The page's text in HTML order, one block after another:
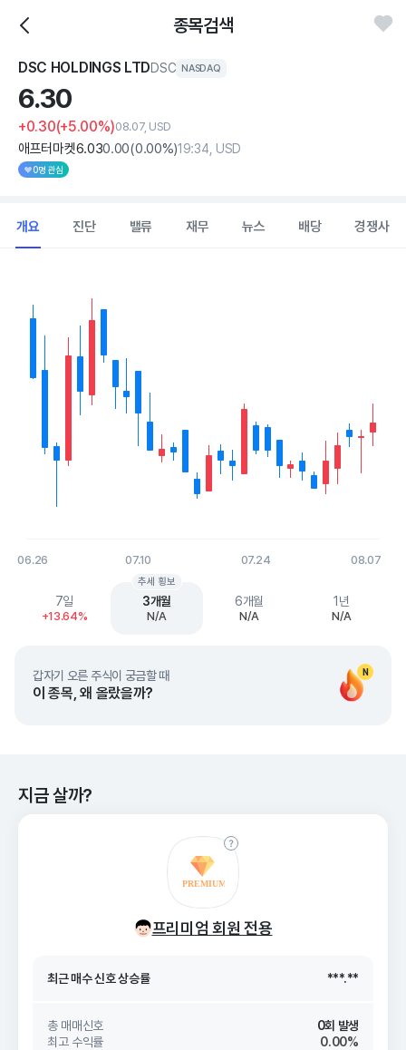
종목검색
DSC HOLDINGS LTDDSC NASDAQ
6.30
+0.30(+5.00%)08.07, USD
애프터마켓6.030.00(0.00%)19:34, USD
0명 관심
개요 진단 밸류 재무 뉴스 배당 경쟁사
View as data table, Chart
The chart has 1 X axis displaying Time. Data ranges from
The chart has 1 Y axis displaying values. Data ranges from 4.52
06.26 07.10 07.24 08.07
End of interactive chart.
7일
+13.64%
3개월
N/A
추세 횡보
6개월
N/A
1년
N/A
N
갑자기 오른 주식이 궁금할 때
이 종목, 왜 올랐을까?
지금 살까?
프리미엄 회원 전용
26. 08/09
최근 매수 신호 상승률 ***.**
최근 매수 신호 ***.**
총 매매신호
0회 발생
최고 수익률
0.00%